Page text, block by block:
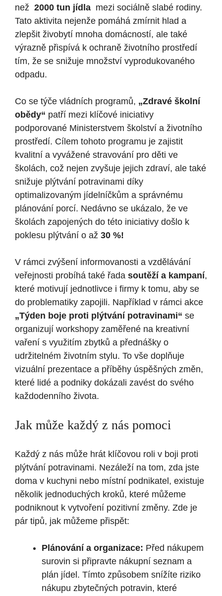
než ⁢ 2000 tun jídla ​ mezi⁤ sociálně ⁤slabé‌ rodiny.‌
Tato aktivita‍ nejenže pomáhá zmírnit hlad a
zlepšit živobytí mnoha⁢ domácností, ale ⁣také
výrazně přispívá ⁢k ochraně životního ⁣prostředí
tím, ‌že⁣ se snižuje množství vyprodukovaného
‍odpadu.
Co⁤ se ⁢týče vládních programů, „Zdravé školní
obědy“ ‍patří mezi klíčové iniciativy
podporované Ministerstvem školství a životního
prostředí. Cílem tohoto programu je zajistit
kvalitní⁢ a vyvážené ⁤stravování pro ⁣děti ve​
školách, což nejen zvyšuje jejich zdraví,⁢ ale také
snižuje plýtvání⁢ potravinami díky
⁣optimalizovaným jídelníčkům a správnému
plánování⁢ porcí. Nedávno‌ se ukázalo, že‌ ve
školách ⁣zapojených do této iniciativy došlo k
poklesu ⁢plýtvání o⁤ až​ 30 %!
V rámci zvýšení informovanosti a vzdělávání
veřejnosti probíhá také‌ řada soutěží a kampaní,
které motivují jednotlivce i firmy k tomu, aby se
do problematiky zapojili. Například v rámci akce
„Týden ‍boje proti⁣ plýtvání potravinami“ se
organizují workshopy zaměřené na kreativní
vaření s využitím ⁢zbytků a přednášky o
udržitelném životním stylu. To vše doplňuje
vizuální prezentace ⁤a příběhy úspěšných ⁤změn,
⁣které lidé ⁤a podniky dokázali zavést do svého
každodenního života.
Jak může každý z nás pomoci
Každý ‌z nás může hrát klíčovou​ roli v boji proti
⁤plýtvání potravinami. ⁤Nezáleží na tom, zda jste
doma v kuchyni ‌nebo místní podnikatel,⁤ existuje
⁤několik jednoduchých kroků, které⁢ můžeme⁢
podniknout‍ k ‍vytvoření pozitivní změny. ‌Zde je
pár tipů, jak můžeme přispět:
Plánování ⁤a organizace: ‍Před nákupem
surovin ‌si‌ připravte nákupní seznam a
plán jídel. Tímto způsobem snížíte riziko
nákupu ⁢zbytečných potravin, které​